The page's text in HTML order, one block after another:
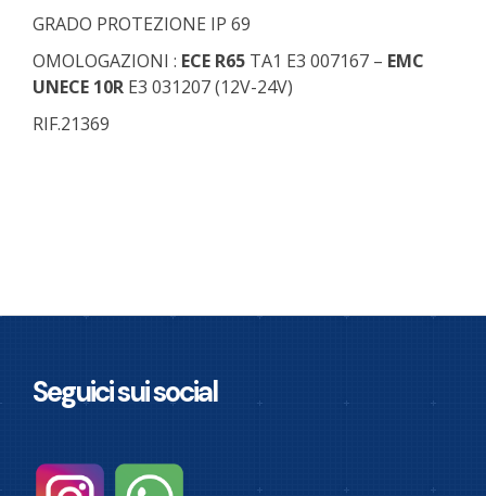
GRADO PROTEZIONE IP 69
OMOLOGAZIONI : ECE R65 TA1 E3 007167 – EMC
UNECE 10R E3 031207 (12V-24V)
RIF.21369
Seguici sui social